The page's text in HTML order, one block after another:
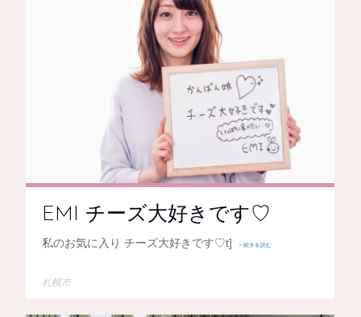
EMI チーズ大好きです♡
私のお気に入り チーズ大好きです♡t] ＞続きを読む
札幌市